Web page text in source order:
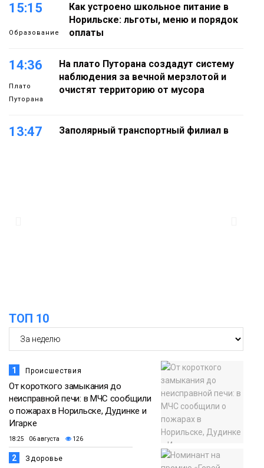
15:15
Образование
Как устроено школьное питание в
Норильске: льготы, меню и порядок
оплаты
14:36
Плато
Путорана
На плато Путорана создадут систему
наблюдения за вечной мерзлотой и
очистят территорию от мусора
13:47
Заполярный транспортный филиал в
ТОП 10
1 Происшествия
От короткого замыкания до
неисправной печи: в МЧС сообщили
о пожарах в Норильске, Дудинке и
Игарке
18:25 06 августа 126
2 Здоровье